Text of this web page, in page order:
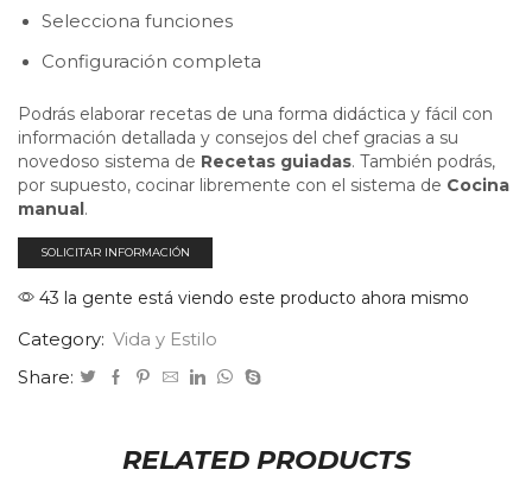
Selecciona funciones
Configuración completa
Podrás elaborar recetas de una forma didáctica y fácil con
información detallada y consejos del chef gracias a su
novedoso sistema de Recetas guiadas. También podrás,
por supuesto, cocinar libremente con el sistema de Cocina
manual.
SOLICITAR INFORMACIÓN
43 la gente está viendo este producto ahora mismo
Category: Vida y Estilo
Share:
RELATED PRODUCTS